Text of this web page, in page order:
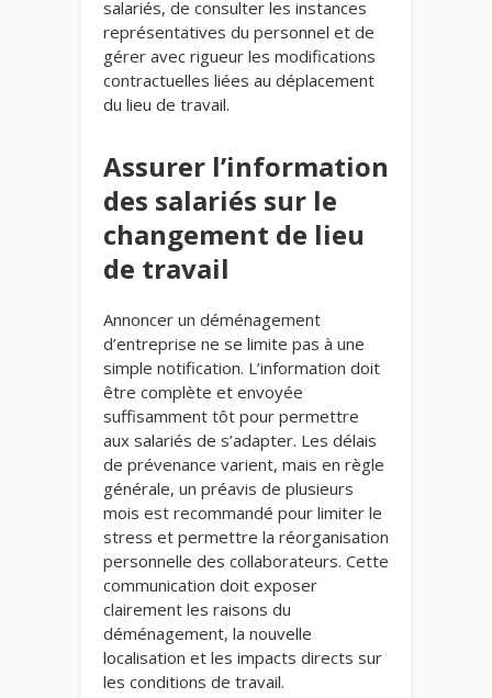
salariés, de consulter les instances
représentatives du personnel et de
gérer avec rigueur les modifications
contractuelles liées au déplacement
du lieu de travail.
Assurer l’information
des salariés sur le
changement de lieu
de travail
Annoncer un déménagement
d’entreprise ne se limite pas à une
simple notification. L’information doit
être complète et envoyée
suffisamment tôt pour permettre
aux salariés de s’adapter. Les délais
de prévenance varient, mais en règle
générale, un préavis de plusieurs
mois est recommandé pour limiter le
stress et permettre la réorganisation
personnelle des collaborateurs. Cette
communication doit exposer
clairement les raisons du
déménagement, la nouvelle
localisation et les impacts directs sur
les conditions de travail.